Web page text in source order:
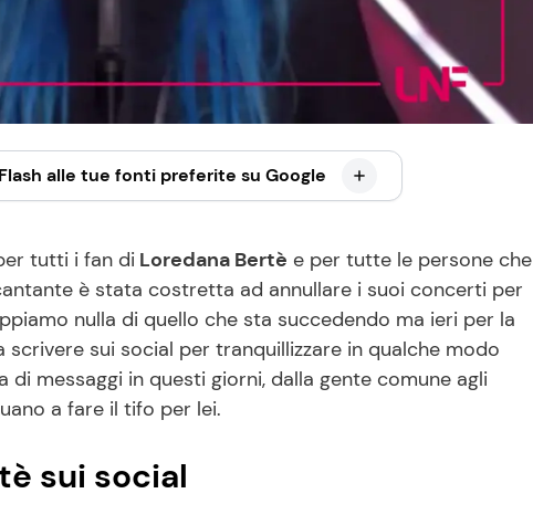
alle tue fonti preferite su Google
tutti i fan di Loredana Bertè e per tutte le persone che
è stata costretta ad annullare i suoi concerti per
nulla di quello che sta succedendo ma ieri per la
scrivere sui social per tranquillizzare in qualche modo
messaggi in questi giorni, dalla gente comune agli
a fare il tifo per lei.
sui social